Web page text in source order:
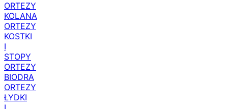
ORTEZY
KOLANA
ORTEZY
KOSTKI
I
STOPY
ORTEZY
BIODRA
ORTEZY
ŁYDKI